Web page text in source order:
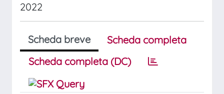
2022
Scheda breve
Scheda completa
Scheda completa (DC)